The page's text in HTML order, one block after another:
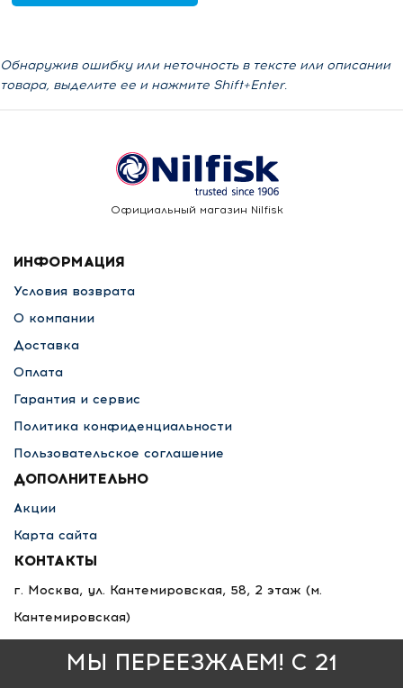
Обнаружив ошибку или неточность в тексте или описании
товара, выделите ее и нажмите Shift+Enter.
МЫ ПЕРЕЕЗЖАЕМ! С 21
Официальный магазин Nilfisk
ИНФОРМАЦИЯ
Условия возврата
О компании
Доставка
Оплата
Гарантия и сервис
Политика конфиденциальности
Пользовательское соглашение
ДОПОЛНИТЕЛЬНО
Акции
Карта сайта
КОНТАКТЫ
г. Москва, ул. Кантемировская, 58, 2 этаж (м.
Кантемировская)
8 495 789-36-25
8 800 333-68-35